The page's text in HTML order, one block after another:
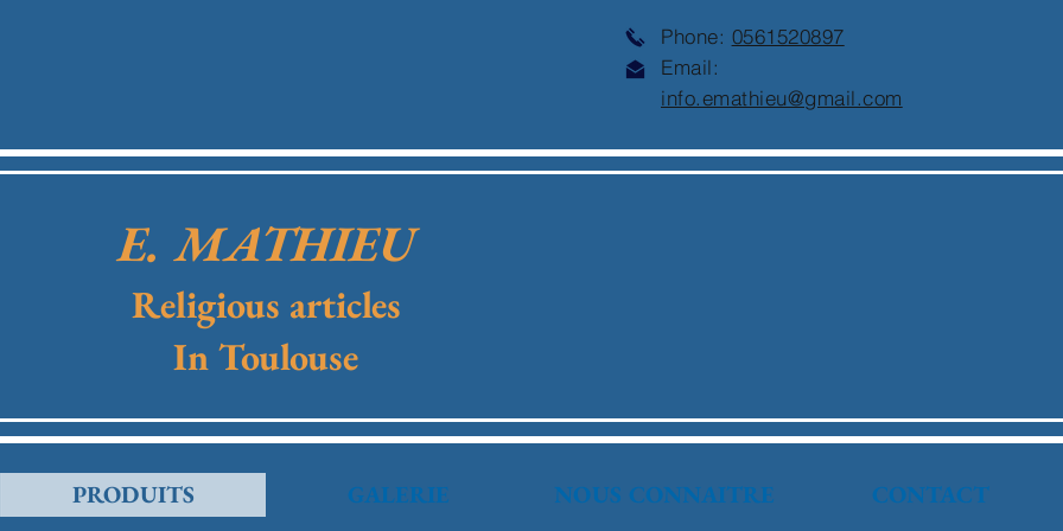
Phone: 0561520897
Email:
info.emathieu@gmail.com
E. MATHIEU
Religious articles
In Toulouse
PRODUITS GALERIE NOUS CONNAITRE CONTACT